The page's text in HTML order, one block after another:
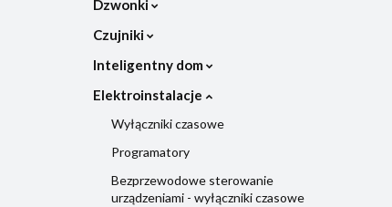
Dzwonki
Czujniki
Inteligentny dom
Elektroinstalacje
Wyłączniki czasowe
Programatory
Bezprzewodowe sterowanie
urządzeniami - wyłączniki czasowe